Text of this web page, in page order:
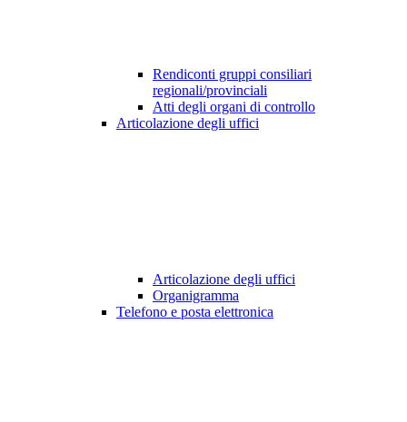
Rendiconti gruppi consiliari
regionali/provinciali
Atti degli organi di controllo
Articolazione degli uffici
Articolazione degli uffici
Organigramma
Telefono e posta elettronica